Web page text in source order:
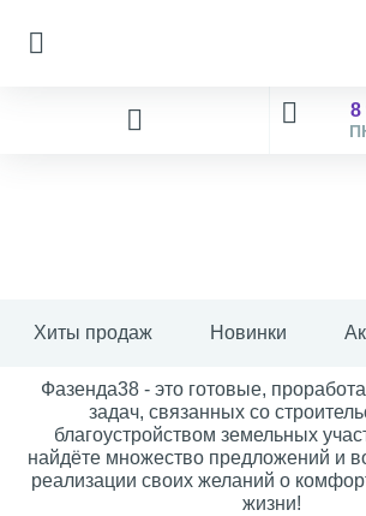
8
Хиты продаж Новинки
Фазенда38 - это готовые,
задач, связанных со
благоустройством земельных
найдёте множество предложений и
реализации своих желаний о
жизни!